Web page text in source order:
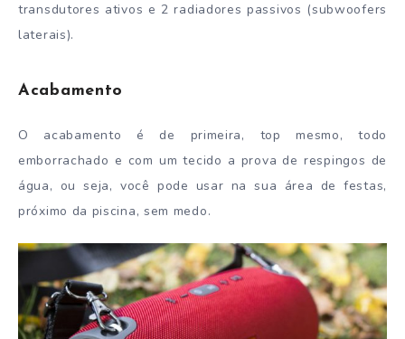
transdutores ativos e 2 radiadores passivos (subwoofers
laterais).
Acabamento
O acabamento é de primeira, top mesmo, todo
emborrachado e com um tecido a prova de respingos de
água, ou seja, você pode usar na sua área de festas,
próximo da piscina, sem medo.